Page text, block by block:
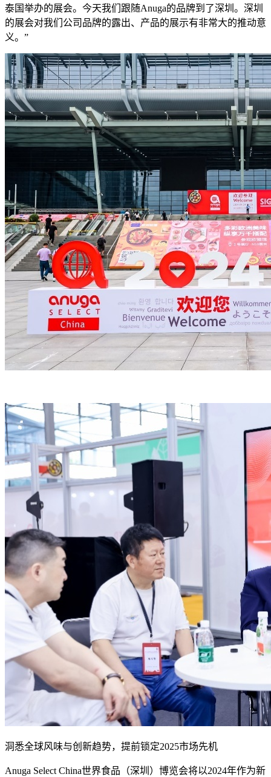
泰国举办的展会。今天我们跟随Anuga的品牌到了深圳。深圳
的展会对我们公司品牌的露出、产品的展示有非常大的推动意
义。”
洞悉全球风味与创新趋势，提前锁定2025市场先机
Anuga Select China世界食品（深圳）博览会将以2024年作为新